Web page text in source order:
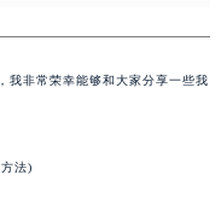
我非常荣幸能够和大家分享一些我
法)